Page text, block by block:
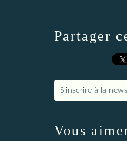
Partager
S'inscrire à la
Vous